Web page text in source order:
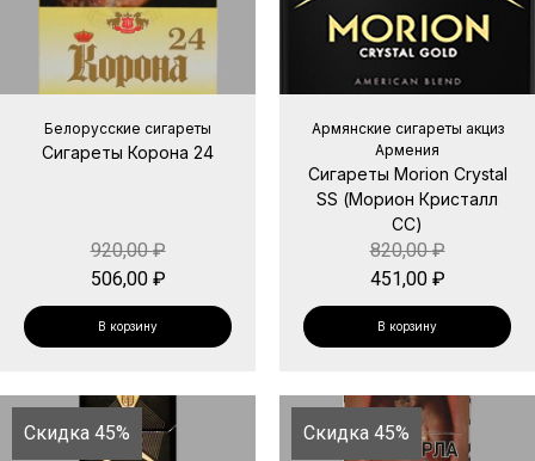
Белорусские сигареты
Сигареты Корона 24
920,00₽
506,00 ₽
В корзину
Армянские сигареты акциз
Армения
Сигареты Morion Crystal
SS (Морион Кристалл
СС)
820,00₽
451,00 ₽
В корзину
Скидка 45% Скидка 45%